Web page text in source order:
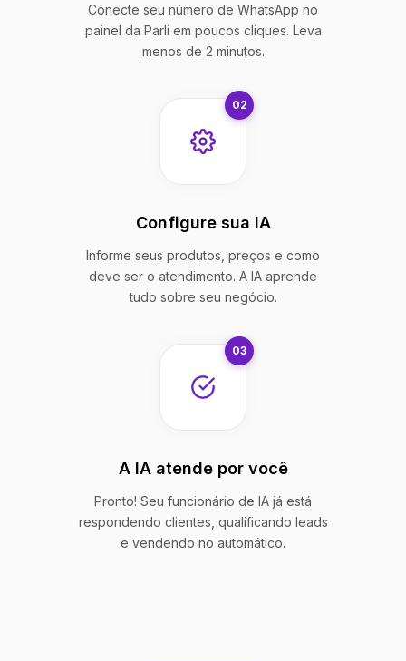
Conecte seu número de WhatsApp no
painel da Parli em poucos cliques. Leva
menos de 2 minutos.
02
Configure sua IA
Informe seus produtos, preços e como
deve ser o atendimento. A IA aprende
tudo sobre seu negócio.
03
A IA atende por você
Pronto! Seu funcionário de IA já está
respondendo clientes, qualificando leads
e vendendo no automático.